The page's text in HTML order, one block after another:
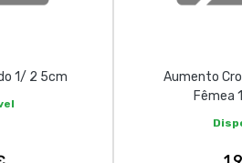
1/ 2 5cm
Aumento
Fêmea